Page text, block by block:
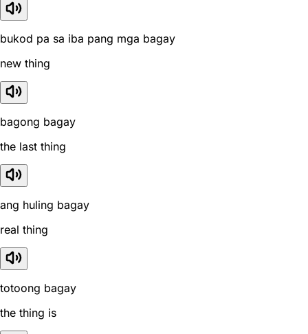
bukod pa sa iba pang mga bagay
new thing
bagong bagay
the last thing
ang huling bagay
real thing
totoong bagay
the thing is